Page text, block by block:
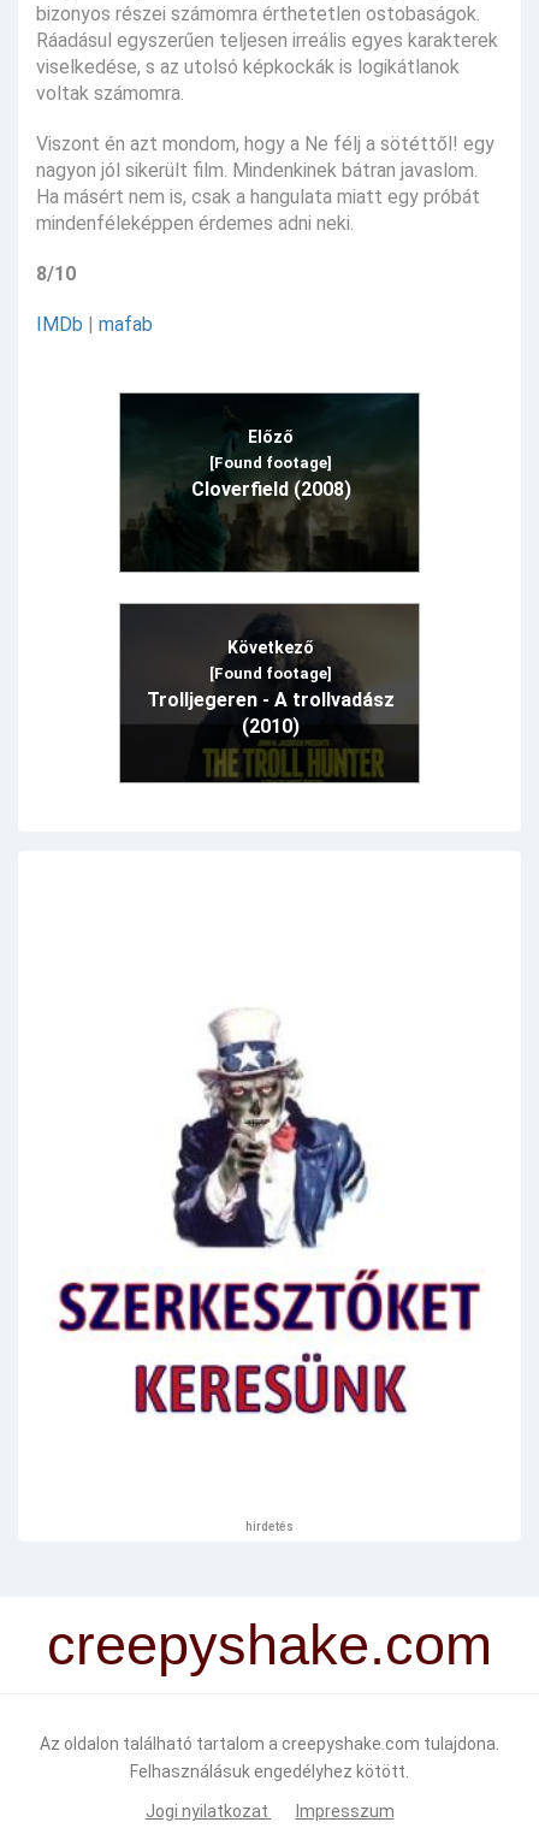
bizonyos részei számomra érthetetlen ostobaságok.
Ráadásul egyszerűen teljesen irreális egyes karakterek
viselkedése, s az utolsó képkockák is logikátlanok
voltak számomra.
Viszont én azt mondom, hogy a Ne félj a sötéttől! egy
nagyon jól sikerült film. Mindenkinek bátran javaslom.
Ha másért nem is, csak a hangulata miatt egy próbát
mindenféleképpen érdemes adni neki.
8/10
IMDb | mafab
Előző
[Found footage]
Cloverfield (2008)
Következő
[Found footage]
Trolljegeren - A trollvadász
(2010)
hirdetés
creepyshake.com
Az oldalon található tartalom a creepyshake.com tulajdona.
Felhasználásuk engedélyhez kötött.
Jogi nyilatkozat Impresszum